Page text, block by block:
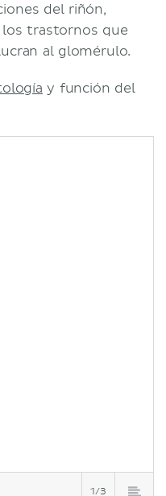
1/3
del riñón,
los trastornos que
al glomérulo.
y función del